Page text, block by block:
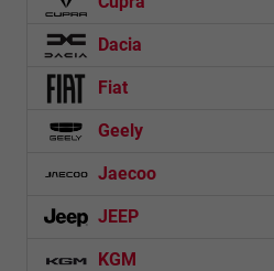
Dacia
Fiat
Geely
Jaecoo
JEEP
KGM